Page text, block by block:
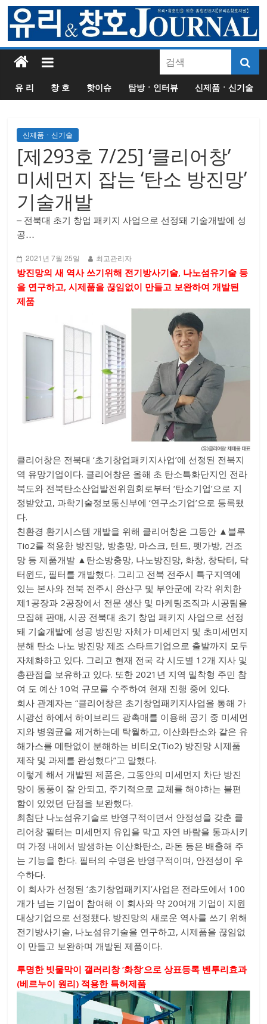
유 리 창 호 핫이슈 탐방ㆍ인터뷰 신제품ㆍ신기술
신제품ㆍ신기술
[제293호 7/25] ‘클리어창’
미세먼지 잡는 ‘탄소 방진망’
기술개발
– 전북대 초기 창업 패키지 사업으로 선정돼 기술개발에 성
공
방진망 제조 스타트기업으로 출발
2021년 7월 25일 최고관리자
방진망의 새 역사 쓰기위해 전기방사기술, 나노섬유기술 등
을 연구하고, 시제품을 끊임없이 만들고 보완하여 개발된
제품
클리어창은 전북대 ‘초기창업패키지사업’에 선정된 전북지
역 유망기업이다. 클리어창은 올해 초 탄소특화단지인 전라
북도와 전북탄소산업발전위원회로부터 ‘탄소기업’으로 지
정받았고, 과학기술정보통신부에 ‘연구소기업’으로 등록됐
다.
친환경 환기시스템 개발을 위해 클리어창은 그동안 ▲블루
Tio2를 적용한 방진망, 방충망, 마스크, 텐트, 펫가방, 건조
망 등 제품개발 ▲탄소방충망, 나노방진망, 화창, 창닥터, 닥
터윈도, 필터를 개발했다. 그리고 전북 전주시 특구지역에
있는 본사와 전북 전주시 완산구 및 부안군에 각각 위치한
제1공장과 2공장에서 전문 생산 및 마케팅조직과 시공팀을
모집해 판매, 시공 전북대 초기 창업 패키지 사업으로 선정
돼 기술개발에 성공 방진망 자체가 미세먼지 및 초미세먼지
분해 탄소 나노 방진망 제조 스타트기업으로 출발까지 모두
자체화하고 있다. 그리고 현재 전국 각 시도별 12개 지사 및
총판점을 보유하고 있다. 또한 2021년 지역 밀착형 주민 참
여 도 예산 10억 규모를 수주하여 현재 진행 중에 있다.
회사 관계자는 “클리어창은 초기창업패키지사업을 통해 가
시광선 하에서 하이브리드 광촉매를 이용해 공기 중 미세먼
지와 병원균을 제거하는데 탁월하고, 이산화탄소와 같은 유
해가스를 메탄없이 분해하는 비티오(Tio2) 방진망 시제품
제작 및 과제를 완성했다”고 말했다.
이렇게 해서 개발된 제품은, 그동안의 미세먼지 차단 방진
망이 통풍이 잘 안되고, 주기적으로 교체를 해야하는 불편
함이 있었던 단점을 보완했다.
최첨단 나노섬유기술로 반영구적이면서 안정성을 갖춘 클
리어창 필터는 미세먼지 유입을 막고 자연 바람을 통과시키
며 가정 내에서 발생하는 이산화탄소, 라돈 등은 배출해 주
는 기능을 한다. 필터의 수명은 반영구적이며, 안전성이 우
수하다.
이 회사가 선정된 ‘초기창업패키지’사업은 전라도에서 100
개가 넘는 기업이 참여해 이 회사와 약 20여개 기업이 지원
대상기업으로 선정됐다. 방진망의 새로운 역사를 쓰기 위해
전기방사기술, 나노섬유기술을 연구하고, 시제품을 끊임없
이 만들고 보완하며 개발된 제품이다.
투명한 빗물막이 갤러리창 ‘화창’으로 상표등록 벤투리효과
(베르누이 원리) 적용한 특허제품